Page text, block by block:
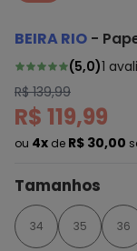
BEIRA RIO -
(5,0)1
R$ 139,99
R$ 119,99
ou 4x de R$ 30,00
Tamanhos
34 35 36